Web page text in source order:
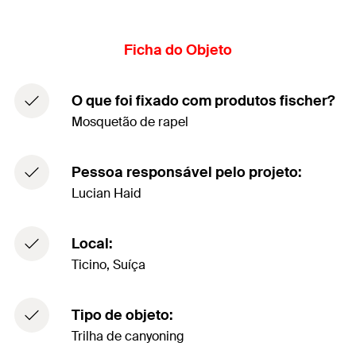
Ficha do Objeto
O que foi fixado com produtos fischer?
Mosquetão de rapel
Pessoa responsável pelo projeto:
Lucian Haid
Local:
Ticino, Suíça
Tipo de objeto:
Trilha de canyoning